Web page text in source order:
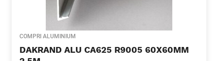
COMPRI ALUMINIUM
DAKRAND ALU CA625 R9005 60X60MM